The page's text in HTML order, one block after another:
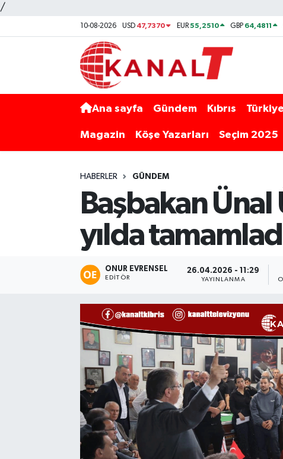
/
10-08-2026 USD 47,7370 EUR55,2510 GBP 64,4811
Ana sayfa Gündem Kıbrıs Türkiye
Magazin Köşe Yazarları Seçim 2025
HABERLER GÜNDEM
Başbakan Ünal
yılda
ONUR EVRENSEL
EDITÖR
26.04.2026 - 11:29
YAYINLANMA